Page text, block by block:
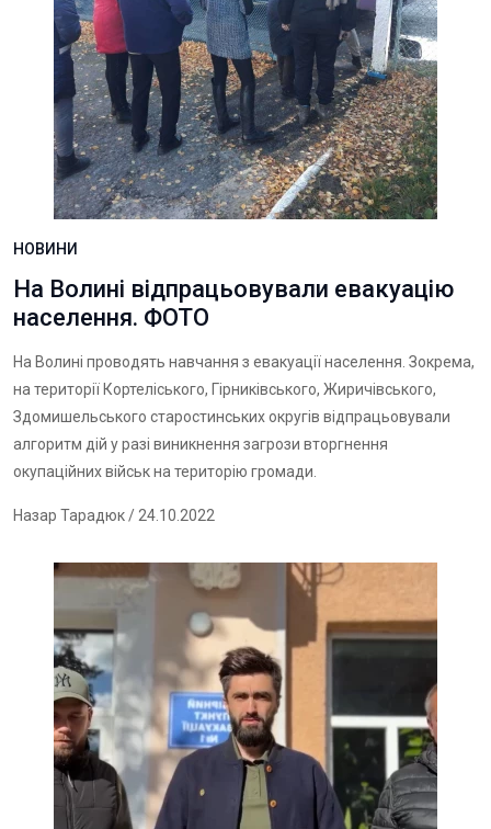
НОВИНИ
На Волині відпрацьовували евакуацію
населення. ФОТО
На Волині проводять навчання з евакуації населення. Зокрема,
на території Кортеліського, Гірниківського, Жиричівського,
Здомишельського старостинських округів відпрацьовували
алгоритм дій у разі виникнення загрози вторгнення
окупаційних військ на територію громади.
Назар Тарадюк/ 24.10.2022